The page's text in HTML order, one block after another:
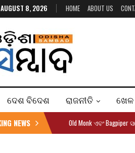
AUGUST 8, 2026 HOME ABOUT US
ଦେଶ ବିଦେଶ ରାଜନୀତି ଖେଳ
NEWS Old Monk ଏବଂ